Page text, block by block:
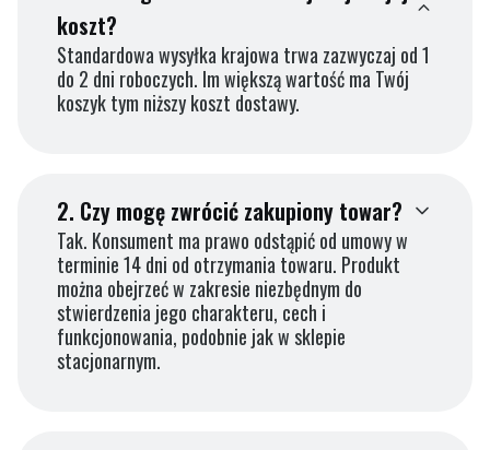
koszt?
Standardowa wysyłka krajowa trwa zazwyczaj od 1
do 2 dni roboczych. Im większą wartość ma Twój
koszyk tym niższy koszt dostawy.
2. Czy mogę zwrócić zakupiony towar?
Tak. Konsument ma prawo odstąpić od umowy w
terminie 14 dni od otrzymania towaru. Produkt
można obejrzeć w zakresie niezbędnym do
stwierdzenia jego charakteru, cech i
funkcjonowania, podobnie jak w sklepie
stacjonarnym.